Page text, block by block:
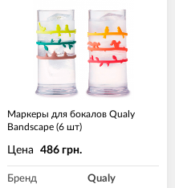
Маркеры для бокалов Qualy
Bandscape (6 шт)
Цена 486 грн.
Бренд Qualy